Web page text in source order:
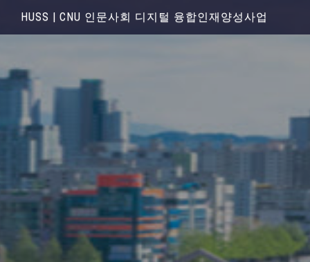
HUSS | CNU 인문사회 디지털 융합인재양성사업